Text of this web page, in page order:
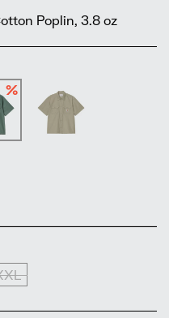
Poplin, 3.8 oz
%